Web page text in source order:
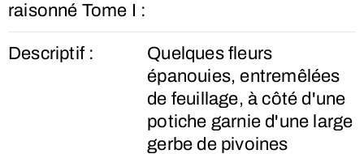
raisonné Tome I :
Descriptif :
Quelques fleurs
épanouies, entremêlées
de feuillage, à côté d'une
potiche garnie d'une large
gerbe de pivoines